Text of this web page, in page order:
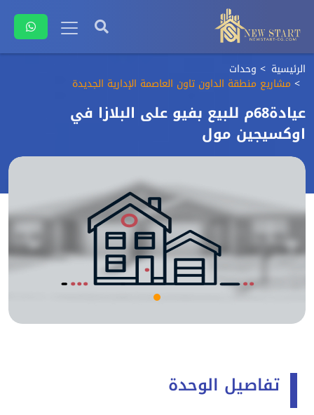
الرئيسية وحدات
مشاريع منطقة الداون تاون العاصمة الإدارية الجديدة
عيادة68م للبيع بفيو على البلازا في
اوكسيجين مول
تفاصيل الوحدة